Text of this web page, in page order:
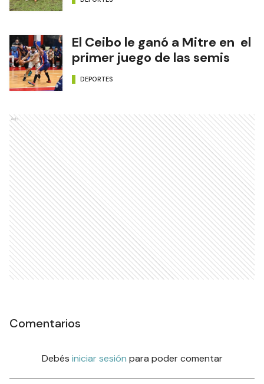
El Ceibo le ganó a Mitre en el
primer juego de las semis
DEPORTES
Ads
Comentarios
Debés iniciar sesión para poder comentar